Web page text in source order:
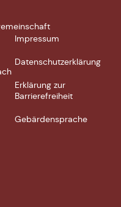
Impressum
Datenschutzerklärung
Erklärung zur
Barrierefreiheit
Gebärdensprache